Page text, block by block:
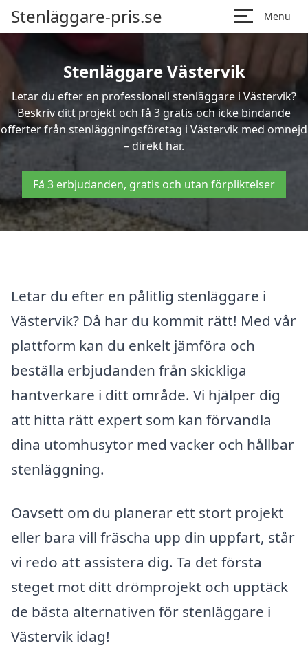
Stenläggare-pris.se Menu
Stenläggare Västervik
Letar du efter en professionell stenläggare i Västervik?
Beskriv ditt projekt och få 3 gratis och icke bindande
offerter från stenläggningsföretag i Västervik med omnejd
– direkt här.
Få 3 erbjudanden, gratis och utan förpliktelser
Letar du efter en pålitlig stenläggare i
Västervik? Då har du kommit rätt! Med vår
plattform kan du enkelt jämföra och
beställa erbjudanden från skickliga
hantverkare i ditt område. Vi hjälper dig
att hitta rätt expert som kan förvandla
dina utomhusytor med vacker och hållbar
stenläggning.
Oavsett om du planerar ett stort projekt
eller bara vill fräscha upp din uppfart, står
vi redo att assistera dig. Ta det första
steget mot ditt drömprojekt och upptäck
de bästa alternativen för stenläggare i
Västervik idag!